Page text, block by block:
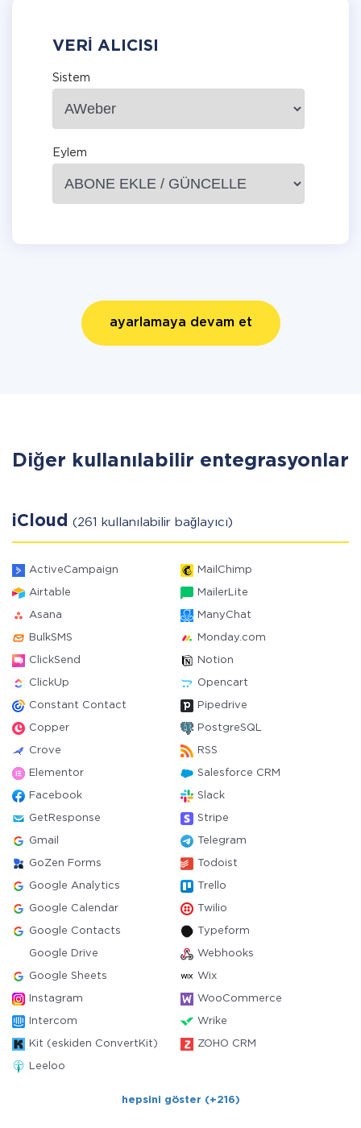
VERI ALICISI
Sistem
Eylem
ayarlamaya devam et
Diğer kullanılabilir entegrasyonlar
iCloud (261 kullanılabilir bağlayıcı)
ActiveCampaign MailChimp
Airtable MailerLite
Asana ManyChat
BulkSMS Monday.com
ClickSend Notion
ClickUp Opencart
Constant Contact Pipedrive
Copper PostgreSQL
Crove RSS
Elementor Salesforce CRM
Facebook Slack
GetResponse Stripe
Gmail Telegram
GoZen Forms Todoist
Google Analytics Trello
Google Calendar Twilio
Google Contacts Typeform
Google Drive Webhooks
Google Sheets Wix
Instagram WooCommerce
Intercom Wrike
Kit (eskiden ConvertKit) ZOHO CRM
Leeloo
hepsini göster (+216)